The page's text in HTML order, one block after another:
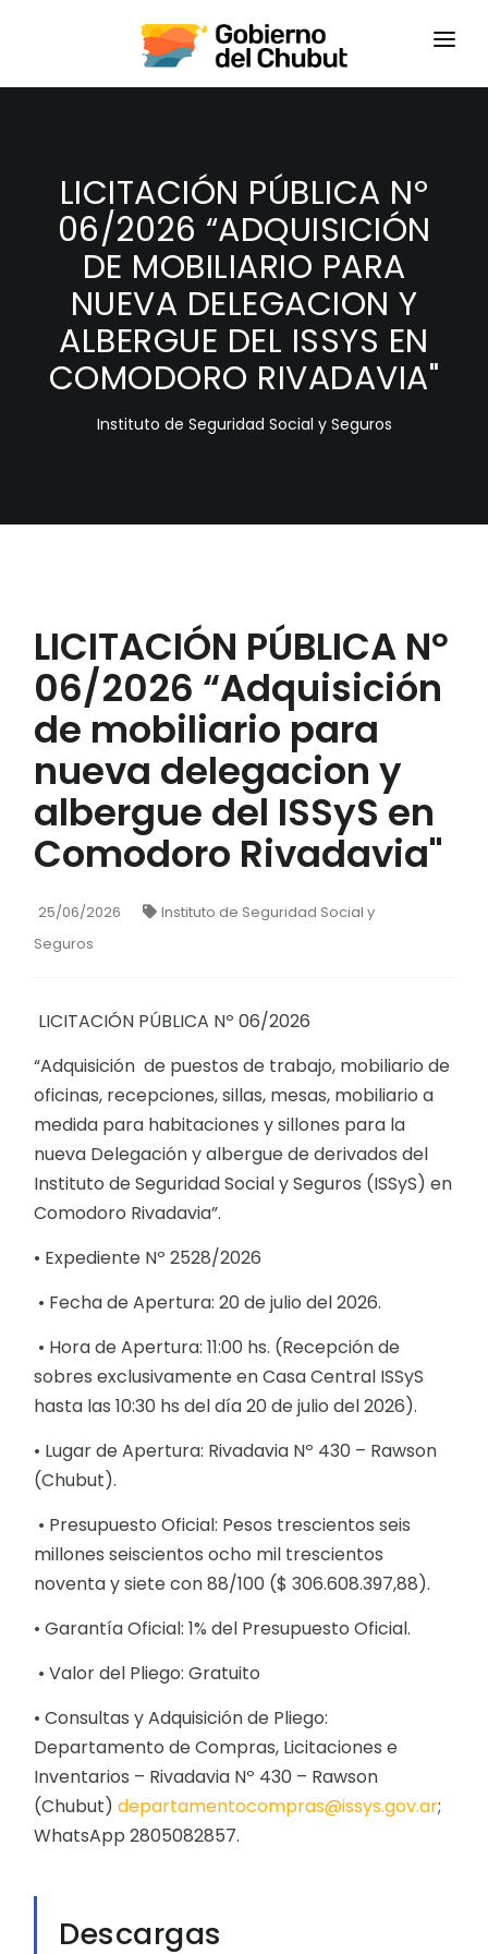
HOME
LICITACIÓN PÚBLICA Nº
06/2026 “ADQUISICIÓN
DE MOBILIARIO PARA
NUEVA DELEGACION Y
ALBERGUE DEL ISSYS EN
COMODORO RIVADAVIA"
Instituto de Seguridad Social y Seguros
LICITACIÓN PÚBLICA Nº
06/2026 “Adquisición
de mobiliario para
nueva delegacion y
albergue del ISSyS en
Comodoro Rivadavia"
25/06/2026
Instituto de Seguridad Social y
Seguros
LICITACIÓN PÚBLICA Nº 06/2026
“Adquisición de puestos de trabajo, mobiliario de
oficinas, recepciones, sillas, mesas, mobiliario a
medida para habitaciones y sillones para la
nueva Delegación y albergue de derivados del
Instituto de Seguridad Social y Seguros (ISSyS) en
Comodoro Rivadavia”.
• Expediente Nº 2528/2026
• Fecha de Apertura: 20 de julio del 2026.
• Hora de Apertura: 11:00 hs. (Recepción de
sobres exclusivamente en Casa Central ISSyS
hasta las 10:30 hs del día 20 de julio del 2026).
• Lugar de Apertura: Rivadavia Nº 430 – Rawson
(Chubut).
• Presupuesto Oficial: Pesos trescientos seis
millones seiscientos ocho mil trescientos
noventa y siete con 88/100 ($ 306.608.397,88).
• Garantía Oficial: 1% del Presupuesto Oficial.
• Valor del Pliego: Gratuito
• Consultas y Adquisición de Pliego:
Departamento de Compras, Licitaciones e
Inventarios – Rivadavia Nº 430 – Rawson
(Chubut) departamentocompras@issys.gov.ar;
WhatsApp 2805082857.
Descargas